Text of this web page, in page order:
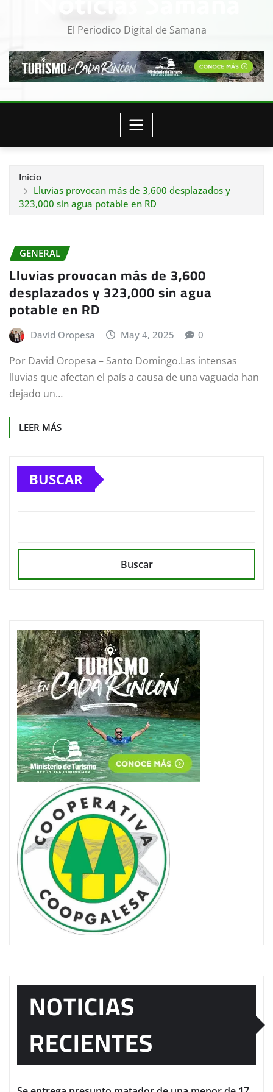
El Periodico Digital de Samana
Inicio
Lluvias provocan más de 3,600 desplazados y
323,000 sin agua potable en RD
GENERAL
Lluvias provocan más de 3,600
desplazados y 323,000 sin agua
potable en RD
David Oropesa May 4, 2025 0
Por David Oropesa – Santo Domingo.Las intensas
lluvias que afectan el país a causa de una vaguada han
dejado un…
LEER MÁS
BUSCAR
Buscar
NOTICIAS
RECIENTES